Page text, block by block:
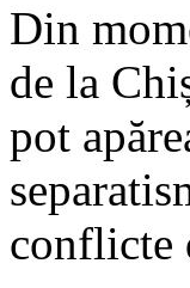
Din
de la
pot
conflicte